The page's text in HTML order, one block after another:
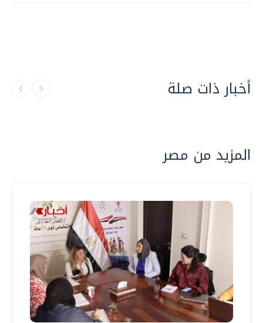
أخبار ذات صلة
المزيد من مصر